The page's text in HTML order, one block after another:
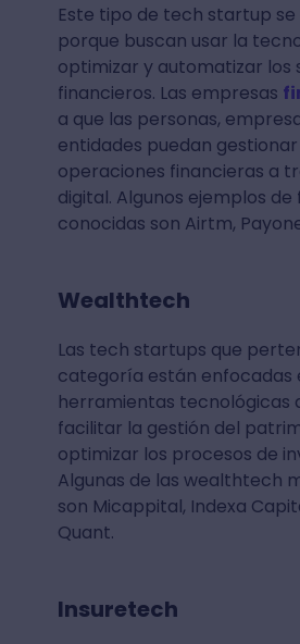
Este tipo de tech startup
porque buscan usar la
optimizar y automatizar los
financieros. Las empresas
a que las personas,
entidades puedan gestionar
operaciones financieras a
digital. Algunos ejemplos
conocidas son Airtm,
Wealthtech
Las tech startups que
categoría están enfocadas
herramientas tecnológicas
facilitar la gestión del
optimizar los procesos de
Algunas de las wealthtech
son Micappital, Indexa
Quant.
Insuretech